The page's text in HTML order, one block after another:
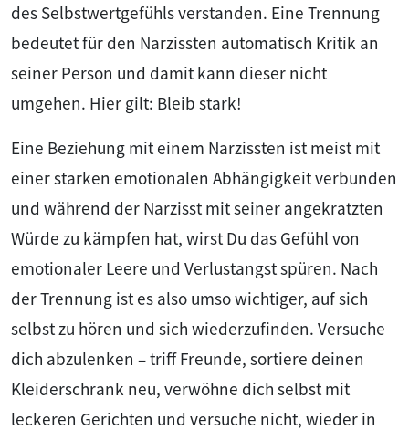
des Selbstwertgefühls verstanden. Eine Trennung
bedeutet für den Narzissten automatisch Kritik an
seiner Person und damit kann dieser nicht
umgehen. Hier gilt: Bleib stark!
Eine Beziehung mit einem Narzissten ist meist mit
einer starken emotionalen Abhängigkeit verbunden
und während der Narzisst mit seiner angekratzten
Würde zu kämpfen hat, wirst Du das Gefühl von
emotionaler Leere und Verlustangst spüren. Nach
der Trennung ist es also umso wichtiger, auf sich
selbst zu hören und sich wiederzufinden. Versuche
dich abzulenken – triff Freunde, sortiere deinen
Kleiderschrank neu, verwöhne dich selbst mit
leckeren Gerichten und versuche nicht, wieder in